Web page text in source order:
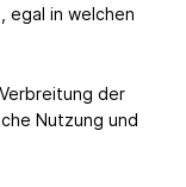
egal in welchen
der
Nutzung und